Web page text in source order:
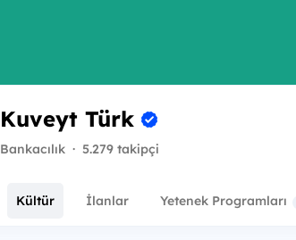
Kuveyt Türk
Bankacılık · 5.279 takipçi
Kültür İlanlar Yetenek Programları